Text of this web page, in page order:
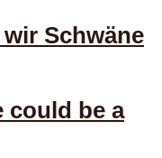
wir Schwäne
could be a